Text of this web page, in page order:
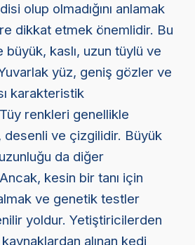
olup olmadığını anlamak
dikkat etmek önemlidir. Bu
kaslı, uzun tüylü ve
yüz, geniş gözler ve
karakteristik
renkleri genellikle
desenli ve çizgilidir. Büyük
da diğer
kesin bir tanı için
ve genetik testler
yoldur. Yetiştiricilerden
alınan kedi